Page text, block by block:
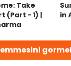
Take
(Part - 1) |
in